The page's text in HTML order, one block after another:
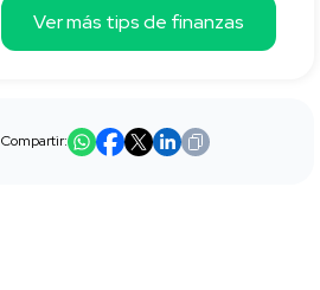
Ver más tips de finanzas
Compartir: